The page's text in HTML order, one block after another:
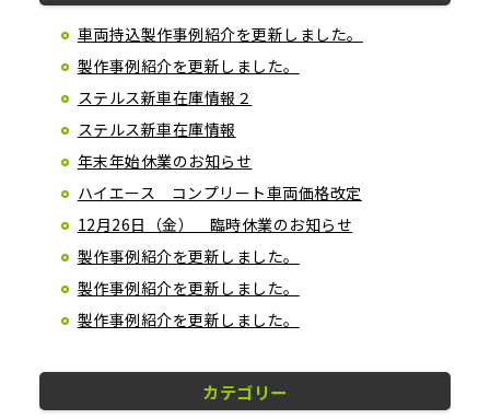
車両持込製作事例紹介を更新しました。
製作事例紹介を更新しました。
ステルス新車在庫情報２
ステルス新車在庫情報
年末年始休業のお知らせ
ハイエース コンプリート車両価格改定
12月26日（金） 臨時休業のお知らせ
製作事例紹介を更新しました。
製作事例紹介を更新しました。
製作事例紹介を更新しました。
カテゴリー